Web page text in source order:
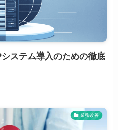
ステム導入のための徹底
業務改善